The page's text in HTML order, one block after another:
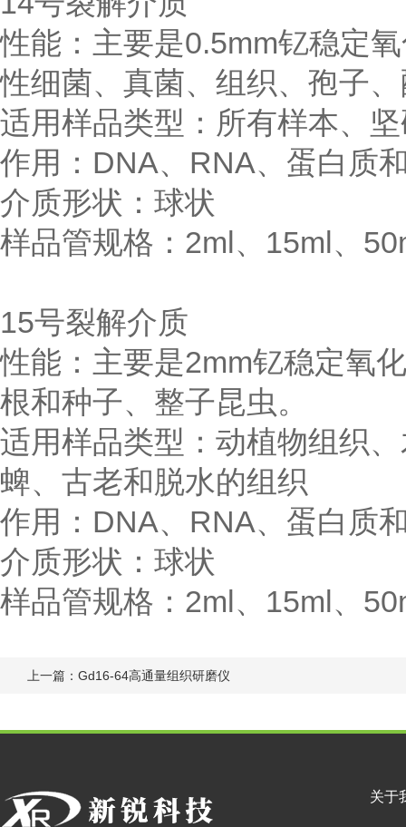
性能：主要是0.5mm钇稳定
性细菌、真菌、组织、孢子
适用样品类型：所有样本、
作用：DNA、RNA、蛋白质
介质形状：球状
样品管规格：2ml、15ml、
15号裂解介质
性能：主要是2mm钇稳定氧
根和种子、整子昆虫。
适用样品类型：动植物组织
蜱、古老和脱水的组织
作用：DNA、RNA、蛋白质
介质形状：球状
样品管规格：2ml、15ml、
上一篇： Gd16-64高通量组织研磨仪
关于